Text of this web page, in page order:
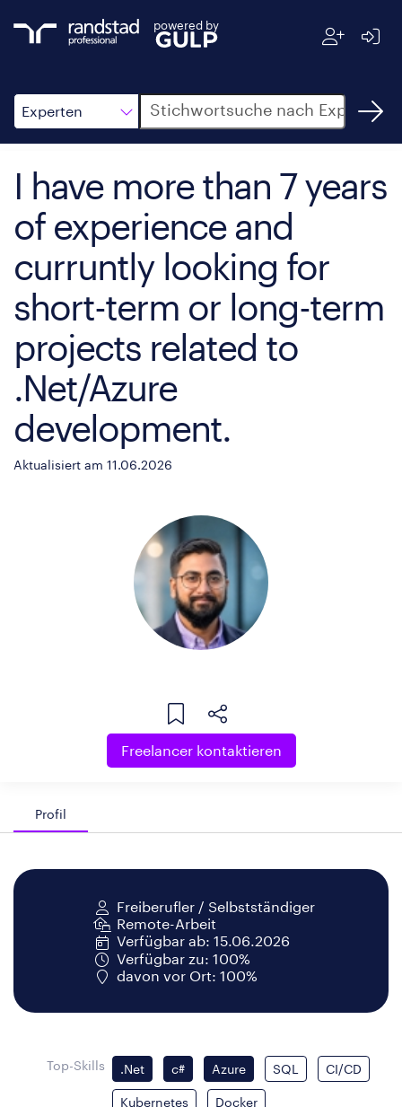
powered by
Experten
Suche
I have more than 7 years
of experience and
curruntly looking for
short-term or long-term
projects related to
.Net/Azure
development.
Aktualisiert am 11.06.2026
Freelancer kontaktieren
Profil
Freiberufler / Selbstständiger
Remote-Arbeit
Verfügbar ab: 15.06.2026
Verfügbar zu: 100%
davon vor Ort: 100%
Top-Skills .Net c# Azure SQL CI/CD
Kubernetes Docker